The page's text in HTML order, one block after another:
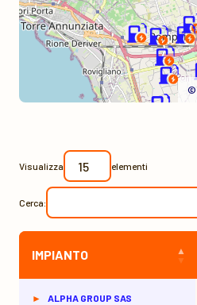
©
Visualizza elementi
Cerca:
IMPIANTO
ALPHA GROUP SAS